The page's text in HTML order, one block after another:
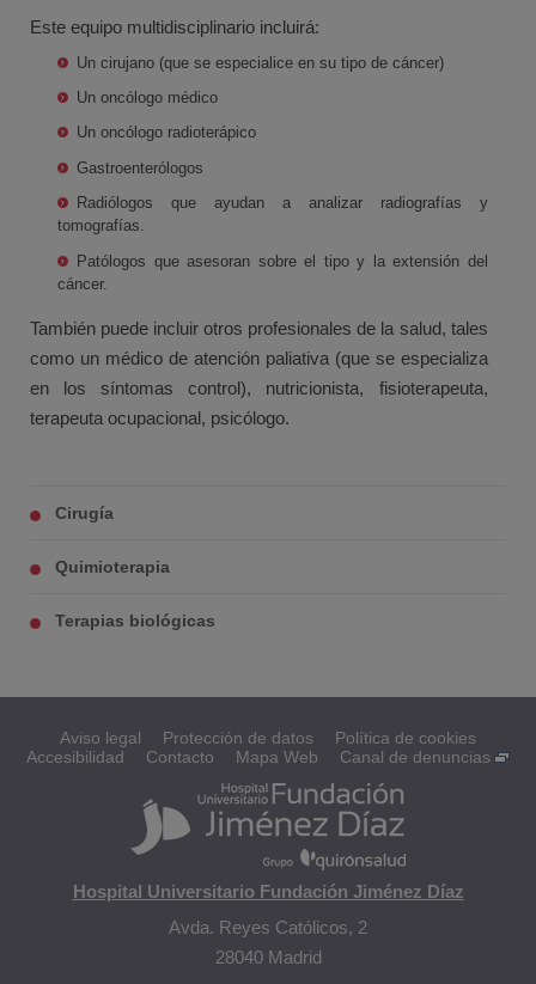
Este equipo multidisciplinario incluirá:
Un cirujano (que se especialice en su tipo de cáncer)
Un oncólogo médico
Un oncólogo radioterápico
Gastroenterólogos
Radiólogos que ayudan a analizar radiografías y
tomografías.
Patólogos que asesoran sobre el tipo y la extensión del
cáncer.
También puede incluir otros profesionales de la salud, tales
como un médico de atención paliativa (que se especializa
en los síntomas control), nutricionista, fisioterapeuta,
terapeuta ocupacional, psicólogo.
Cirugía
Quimioterapia
Terapias biológicas
Aviso legal Protección de datos
Política de cookies
Accesibilidad
Contacto Mapa Web Canal de denuncias
Hospital Universitario Fundación Jiménez Díaz
Avda. Reyes Católicos, 2
28040 Madrid